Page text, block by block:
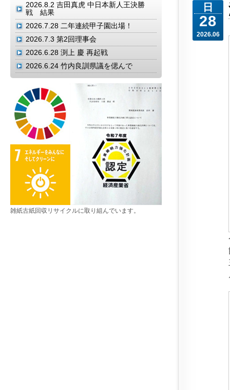
日
28
2026.06
2026.8.2 吉田真虎 中日本新人王決勝
戦 結果
2026.7.28 二年連続甲子園出場！
2026.7.3 第2回理事会
2026.6.28 渕上 慶 再起戦
2026.6.24 竹内良訓県議を偲んで
雑紙古紙回収リサイクルに取り組んでいます。